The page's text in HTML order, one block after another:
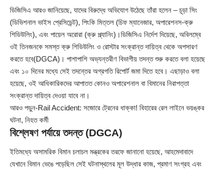
ডিজিসিএ আরও জানিয়েছে, যাদের বিরুদ্ধে অভিযোগ উঠেছে তাঁরা হলেন – চূড়া সিং
(ডিভিশনাল ভাইস প্রেসিডেন্ট), পিংকি মিত্তল (চিফ ম্যানেজার, অপারেশনস-ক্রু
শিডিউলিং), এবং পায়েল অরোরা (ক্রু প্ল্যানিং)।ডিজিসিএ নির্দেশ দিয়েছে, অবিলম্বে
ওই তিনজনকে সমস্ত ক্রু শিডিউলিং ও রোস্টার সংক্রান্ত দায়িত্ব থেকে অপসারণ
করতে হবে(DGCA)। পাশাপাশি অভ্যন্তরীণ বিভাগীয় তদন্ত শুরু করতে বলা হয়েছে
এবং ১০ দিনের মধ্যে সেই তদন্তের অগ্রগতি রিপোর্ট জমা দিতে হবে। এছাড়াও বলা
হয়েছে, ওই আধিকারিকদের আপাতত কোনও অপারেশনাল বা বিমানের নিরাপত্তা
সংক্রান্ত দায়িত্ব দেওয়া যাবে না।
আরও পড়ুন-Rail Accident: সজোরে ট্রেনের ধাক্কা! বিহারের রেল লাইনে ভয়ঙ্কর
ঘটনা, নিহত কর্মী
বিশ্লেষণ পর্যায়ে তদন্ত (DGCA)
ইতিমধ্যে অসামরিক বিমান চলাচল মন্ত্রকের তরফে জানানো হয়েছে, আহমেদাবাদে
যেখানে বিমান ভেঙে পড়েছিল সেই ঘটনাস্থলের মূল উদ্ধার কাজ, প্রমাণ সংগ্রহ এবং